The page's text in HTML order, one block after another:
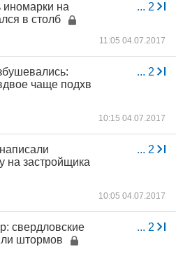
... 2
на
в столб
11:05 04.07.2017
... 2
чаще подхв
10:15 04.07.2017
... 2
на застройщика
10:05 04.07.2017
... 2
свердловские
штормов